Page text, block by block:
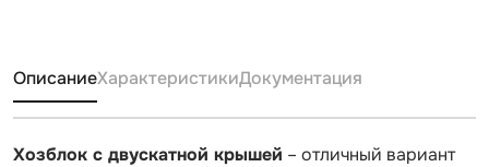
ОписаниеХарактеристикиДокументация
Хозблок с двускатной крышей – отличный вариант